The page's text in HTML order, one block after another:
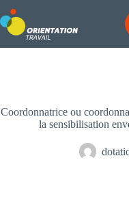
au
contenu
Coordonnatrice ou
la sensibilisation